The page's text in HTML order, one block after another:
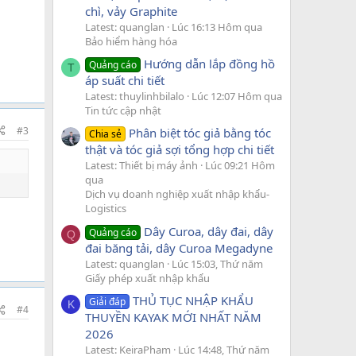
#3
#4
chì, vảy Graphite
Latest: quanglan
Lúc 16:13 Hôm qua
Bảo hiểm hàng hóa
T Quảng cáo Hướng dẫn lắp đồng hồ
áp suất chi tiết
Latest: thuylinhbilalo
Lúc 12:07 Hôm qua
Tin tức cập nhật
Chia sẻ Phân biệt tóc giả bằng tóc
thật và tóc giả sợi tổng hợp chi tiết
Latest: Thiết bị máy ảnh
Lúc 09:21 Hôm
qua
Dịch vụ doanh nghiệp xuất nhập khẩu-
Logistics
Q Quảng cáo Dây Curoa, dây đai, dây
đai băng tải, dây Curoa Megadyne
Latest: quanglan
Lúc 15:03, Thứ năm
Giấy phép xuất nhập khẩu
K Giải đáp THỦ TỤC NHẬP KHẨU
THUYỀN KAYAK MỚI NHẤT NĂM
2026
Latest: KeiraPham
Lúc 14:48, Thứ năm